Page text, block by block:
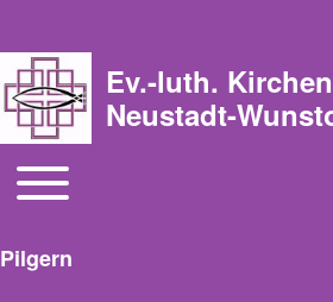
Ev.-luth.
Neustadt-
Main navigation
Toggle main menu
Pilgern